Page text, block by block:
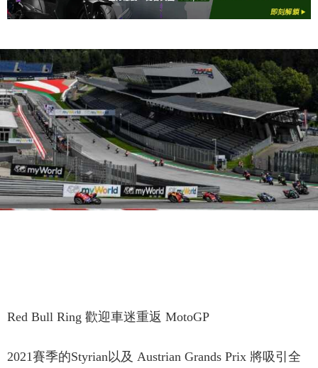
Red Bull Ring 歡迎車迷重返 MotoGP
2021賽季的Styrian 以及 Austrian Grands Prix 將吸引全